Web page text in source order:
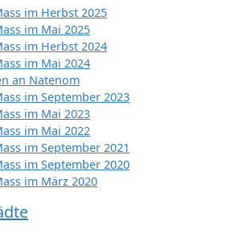
im Herbst 2025
im Mai 2025
im Herbst 2024
im Mai 2024
an Natenom
im September 2023
im Mai 2023
im Mai 2022
im September 2021
im September 2020
im März 2020